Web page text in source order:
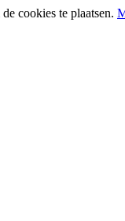
cookies te plaatsen.